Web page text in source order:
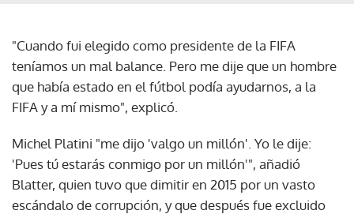
"Cuando fui elegido como presidente de la FIFA
teníamos un mal balance. Pero me dije que un hombre
que había estado en el fútbol podía ayudarnos, a la
FIFA y a mí mismo", explicó.
Michel Platini "me dijo 'valgo un millón'. Yo le dije:
'Pues tú estarás conmigo por un millón'", añadió
Blatter, quien tuvo que dimitir en 2015 por un vasto
escándalo de corrupción, y que después fue excluido